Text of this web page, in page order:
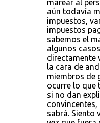
marear al
aún todavía
impuestos,
impuestos
sabemos el
algunos
directamente
la cara de
miembros de
ocurre lo que
si no dan
convincentes,
sabrá. Siento